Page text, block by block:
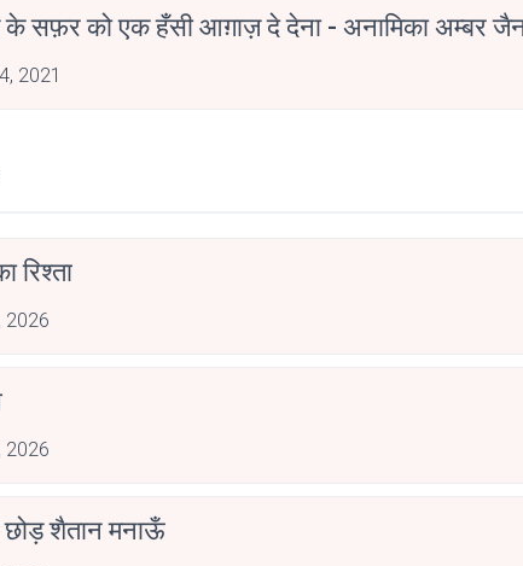
मोहब्बत के सफ़र को एक हँसी आग़ाज़ दे देना - अनामिका अम्बर
2021
रिश्ता
2026
2026
छोड़ शैतान मनाऊँ